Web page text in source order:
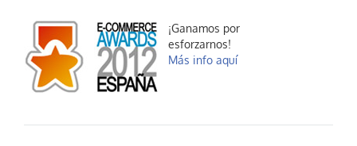
¡Ganamos por
esforzarnos!
Más info aquí